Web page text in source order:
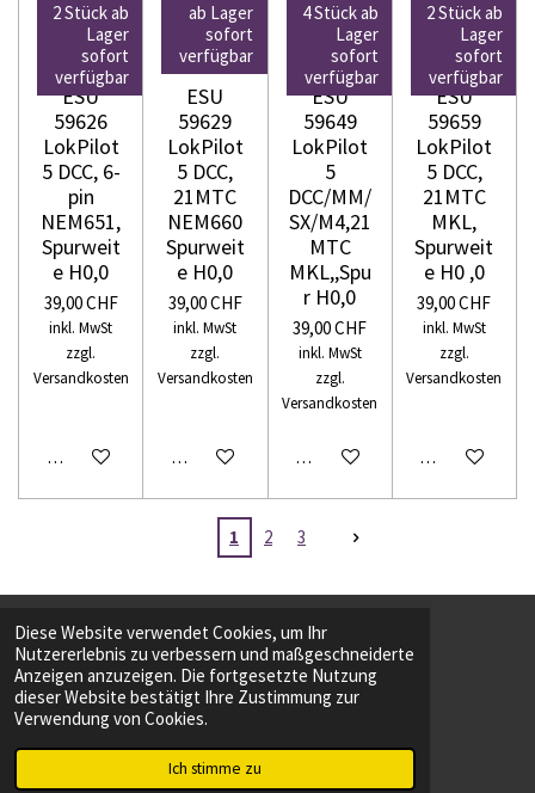
Diese Website verwendet Cookies, um Ihr
Nutzererlebnis zu verbessern und maßgeschneiderte
Anzeigen anzuzeigen. Die fortgesetzte Nutzung
dieser Website bestätigt Ihre Zustimmung zur
Verwendung von Cookies.
Ich stimme zu
2 Stück ab
Lager
sofort
verfügbar
ESU
59626
LokPilot
5 DCC, 6-
pin
NEM651,
Spurweit
e H0,0
39,00 CHF
inkl. MwSt
zzgl.
Versandkosten
In den Warenkorb
ab Lager
sofort
verfügbar
ESU
59629
LokPilot
5 DCC,
21MTC
NEM660
Spurweit
e H0,0
39,00 CHF
inkl. MwSt
zzgl.
Versandkosten
In den Warenkorb
4 Stück ab
Lager
sofort
verfügbar
ESU
59649
LokPilot
5
DCC/MM/
SX/M4,21
MTC
MKL,,Spu
r H0,0
39,00 CHF
inkl. MwSt
zzgl.
Versandkosten
In den Warenkorb
2 Stück ab
Lager
sofort
verfügbar
ESU
59659
LokPilot
5 DCC,
21MTC
MKL,
Spurweit
e H0 ,0
39,00 CHF
inkl. MwSt
zzgl.
Versandkosten
In den
1 2 3
F
a
c
e
b
T
i
k
T
o
Webseite erstellt von Webdesign Kreuzlingen
© 2023 Modellbau Kreuzlingen